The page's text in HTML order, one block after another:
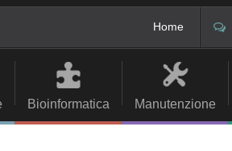
Home
Bioinformatica Manutenzione